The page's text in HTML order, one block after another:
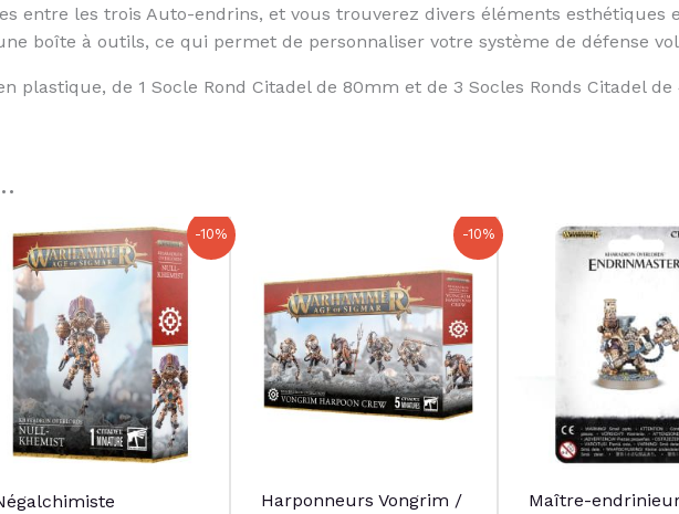
entre les trois Auto-endrins, et vous trouverez divers éléments esthétiques
boîte à outils, ce qui permet de personnaliser votre système de défense
plastique, de 1 Socle Rond Citadel de 80mm et de 3 Socles Ronds Citadel
-10%
Le
prix
initial
37,00 €.
Le
prix
actuel
est :
33,30 €.
-10%
Harponneurs Vongrim /
était :
50,00 €.
actuel
est :
45,00 €.
Maître-
Le
prix
initial
26,00 €.
Le
prix